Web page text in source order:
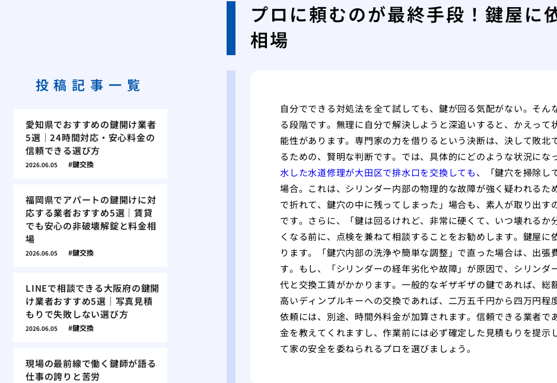
プロに頼むのが最終手段！鍵屋に
相場
自分でできる対処法を全て試しても、鍵が回る気配がない。そ
る段階です。無理に自分で解決しようと深追いすると、かえっ
能性があります。専門家の力を借りるという決断は、決して敗
るための、賢明な判断です。では、具体的にどのような状況にな
水した水道修理が大田区で排水口を交換しても、「鍵穴を掃除し
場合。これは、シリンダー内部の物理的な故障が強く疑われる
で折れて、鍵穴の中に残ってしまった」場合も、素人が取り出
です。さらに、「鍵は回るけれど、非常に硬くて、いつ壊れる
くなる前に、点検を兼ねて相談することをお勧めします。鍵屋
ります。「鍵穴内部の洗浄や簡単な調整」で直った場合は、出
す。もし、「シリンダーの経年劣化や故障」が原因で、シリン
代と交換工賃がかかります。一般的なギザギザの鍵であれば、
高いディンプルキーへの交換であれば、二万五千円から四万円
依頼には、別途、時間外料金が加算されます。信頼できる業者
金を教えてくれますし、作業前には必ず確定した見積もりを提
て家の安全を委ねられるプロを選びましょう。
投稿記事一覧
愛知県でおすすめの鍵開け業者
5選｜24時間対応・安心料金の
信頼できる選び方
2026.06.05 鍵交換
福岡県でアパートの鍵開けに対
応する業者おすすめ5選｜賃貸
でも安心の非破壊解錠と料金相
場
2026.06.05 鍵交換
LINEで相談できる大阪府の鍵開
け業者おすすめ5選｜写真見積
もりで失敗しない選び方
2026.06.05 鍵交換
現場の最前線で働く鍵師が語る
仕事の誇りと苦労